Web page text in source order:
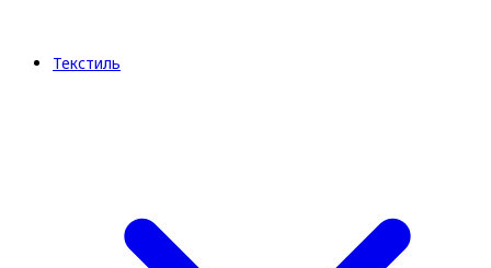
Текстиль